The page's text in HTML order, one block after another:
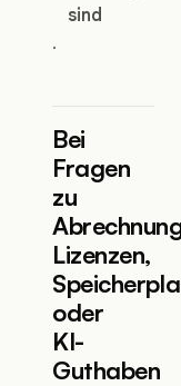
sind
.
Bei
Fragen
zu
Lizenzen,
oder
KI-
Guthaben